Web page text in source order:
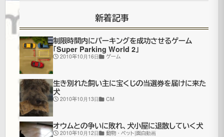
20日
2021
年7月
16日更
新
CM|
面
白
動
画
新着記事
制限時間内にパーキングを成功させるゲーム
「Super Parking World 2」
2010年10月16日 ゲーム
生き別れた飼い主に宝くじの当選券を届けに来た
犬
2010年10月13日 CM
オウムとの争いに敗れ、犬小屋に退散していく犬
2010年10月12日 動物・ペット|面白動画